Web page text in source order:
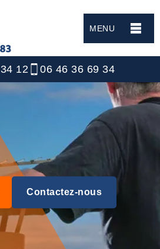
MENU
12 06 46 36 69 34
Contactez-nous